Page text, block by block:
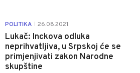
POLITIKA 26.08.2021.
Lukač: Inckova odluka
neprihvatljiva, u Srpskoj će se
primjenjivati zakon Narodne
skupštine